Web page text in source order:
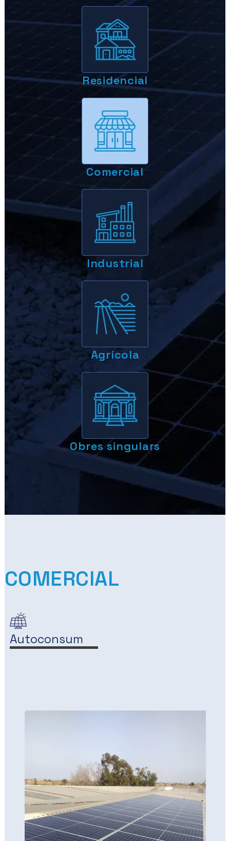
Residencial
Comercial
Industrial
Agrícola
Obres singulars
COMERCIAL
Autoconsum